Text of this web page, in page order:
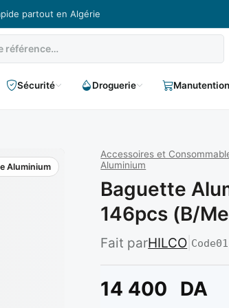
partout en Algérie
Sécurité Droguerie Manutention
Aluminium
Accessoires et
Aluminium
Baguette
146pcs (b/
Fait parHILCO Code
14 400 DA